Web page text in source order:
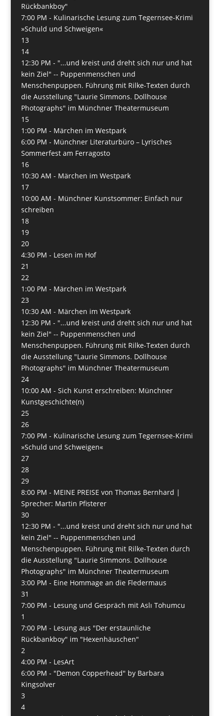
Rückbankboy"
7:00 PM - Kulinarische Lesung zum Tegernsee-Krimi
»Schuld und Schweigen«
13
14
12:30 PM - "...und kreist und dreht sich nur und hat
kein Ziel" -- Puppenmenschen und
Menschenpuppen. Führung mit Rilke-Texten durch
die Ausstellung "Laurie Simmons. Dollhouse
Photographs" im Münchner Theatermuseum
15
1:00 PM - Märchen im Westpark
6:00 PM - Münchner Literaturbüro – Lyrisches
Sommerfest am Ferragosto
16
10:30 AM - Märchen im Westpark
17
10:00 AM - Münchner Kunstsommer: Einfach nur
schreiben
18
19
20
4:30 PM - Lesen im Hof
21
22
1:00 PM - Märchen im Westpark
23
10:30 AM - Märchen im Westpark
12:30 PM - "...und kreist und dreht sich nur und hat
kein Ziel" -- Puppenmenschen und
Menschenpuppen. Führung mit Rilke-Texten durch
die Ausstellung "Laurie Simmons. Dollhouse
Photographs" im Münchner Theatermuseum
24
10:00 AM - Sich Kunst erschreiben: Münchner
Kunstgeschichte(n)
25
26
7:00 PM - Kulinarische Lesung zum Tegernsee-Krimi
»Schuld und Schweigen«
27
28
29
8:00 PM - MEINE PREISE von Thomas Bernhard |
Sprecher: Martin Pfisterer
30
12:30 PM - "...und kreist und dreht sich nur und hat
kein Ziel" -- Puppenmenschen und
Menschenpuppen. Führung mit Rilke-Texten durch
die Ausstellung "Laurie Simmons. Dollhouse
Photographs" im Münchner Theatermuseum
3:00 PM - Eine Hommage an die Fledermaus
31
7:00 PM - Lesung und Gespräch mit Aslı Tohumcu
1
7:00 PM - Lesung aus "Der erstaunliche
Rückbankboy" im "Hexenhäuschen"
2
4:00 PM - LesArt
6:00 PM - "Demon Copperhead" by Barbara
Kingsolver
3
4